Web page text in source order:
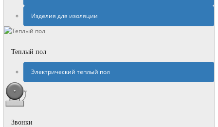
Изделия для изоляции
Теплый пол
Электрический теплый пол
Звонки